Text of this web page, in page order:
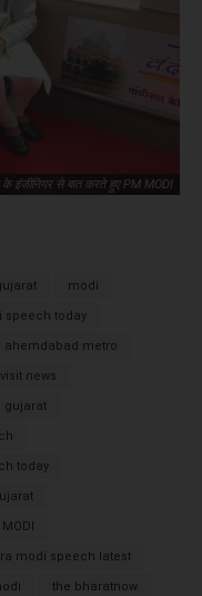
के इंजीनियर से बात करते हुए PM MODI
कर्मचारियों के साथ PM MODI
modi
speech today
ahemdabad metro
news
gujarat
today
MODI
modi speech latest
the bharatnow